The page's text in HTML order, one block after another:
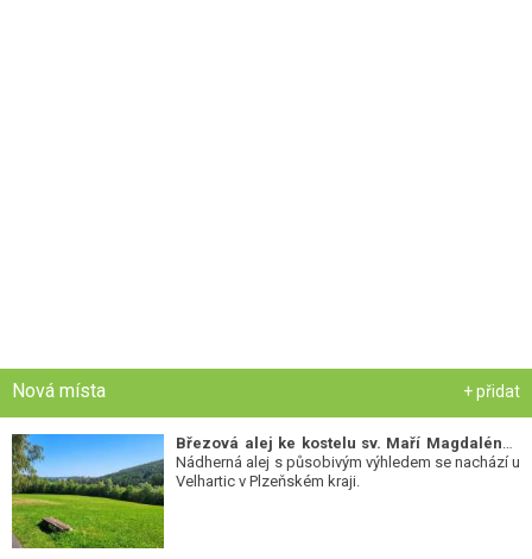
Nová místa + přidat
Nádherná alej s působivým výhledem se nachází u
Velhartic v Plzeňském kraji.